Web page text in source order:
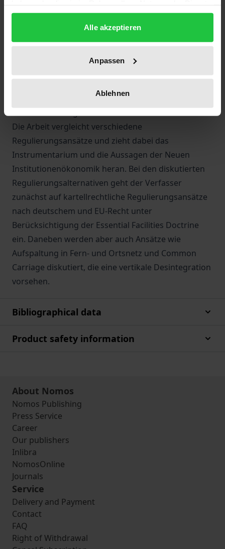
gesammelt haben.
Alle akzeptieren
Anpassen
Ablehnen
den diskutierten Lösungsansätzen wird der
kartellrechtlichen Mißbrauchsaufsicht heute
besondere Bedeutung zugemessen. So hat die aus
dem amerikanischen Recht stammende Essential
behandelt, mit der 6. GWB-Novelle Eingang in das
Die Arbeit vergleicht verschiedene
Regulierungsansätze und zieht dabei das
Instrumentarium und die Aussagen der Neuen
Institutionenökonomik heran. Bei den diskutierten
Regulierungsalternativen geht der Verfasser
zunächst auf kartellrechtliche Regulierungsansätze
nach deutschem und EU-Recht unter
Berücksichtigung der Essential Facilities Doctrine
ein. Daneben werden aber auch Ansätze wie
Aufspaltung in Fern- und Ortsnetz und Common
Carriage diskutiert, die eine vertikale Desintegration
vorsehen.
Bibliographical data
Product safety information
About Nomos
Nomos Publishing
Press Service
Career
Our publishers
Inlibra
NomosOnline
Journals
Service
Delivery and Payment
Contact
FAQ
Right of Withdrawal